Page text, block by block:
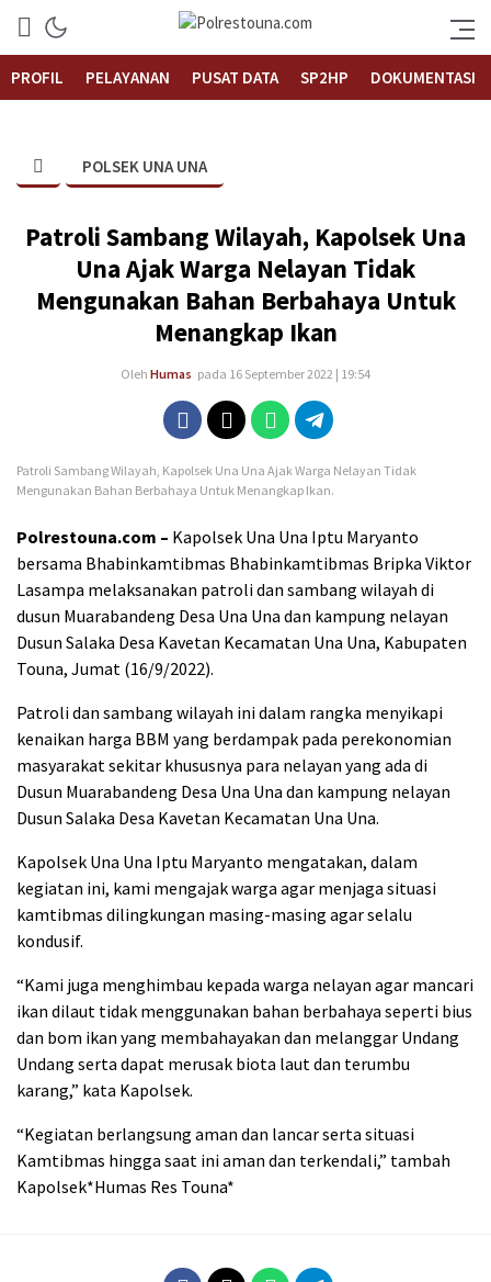
PROFIL
PELAYANAN PUSAT DATA SP2HP DOKUMENTASI
POLSEK UNA UNA
Patroli Sambang Wilayah, Kapolsek Una
Una Ajak Warga Nelayan Tidak
Mengunakan Bahan Berbahaya Untuk
Menangkap Ikan
Oleh Humas pada 16 September 2022 | 19:54
Patroli Sambang Wilayah, Kapolsek Una Una Ajak Warga Nelayan Tidak
Mengunakan Bahan Berbahaya Untuk Menangkap Ikan.
Polrestouna.com – Kapolsek Una Una Iptu Maryanto
bersama Bhabinkamtibmas Bhabinkamtibmas Bripka Viktor
Lasampa melaksanakan patroli dan sambang wilayah di
dusun Muarabandeng Desa Una Una dan kampung nelayan
Dusun Salaka Desa Kavetan Kecamatan Una Una, Kabupaten
Touna, Jumat (16/9/2022).
Patroli dan sambang wilayah ini dalam rangka menyikapi
kenaikan harga BBM yang berdampak pada perekonomian
masyarakat sekitar khususnya para nelayan yang ada di
Dusun Muarabandeng Desa Una Una dan kampung nelayan
Dusun Salaka Desa Kavetan Kecamatan Una Una.
Kapolsek Una Una Iptu Maryanto mengatakan, dalam
kegiatan ini, kami mengajak warga agar menjaga situasi
kamtibmas dilingkungan masing-masing agar selalu
kondusif.
“Kami juga menghimbau kepada warga nelayan agar mancari
ikan dilaut tidak menggunakan bahan berbahaya seperti bius
dan bom ikan yang membahayakan dan melanggar Undang
Undang serta dapat merusak biota laut dan terumbu
karang,” kata Kapolsek.
“Kegiatan berlangsung aman dan lancar serta situasi
Kamtibmas hingga saat ini aman dan terkendali,” tambah
Kapolsek*Humas Res Touna*